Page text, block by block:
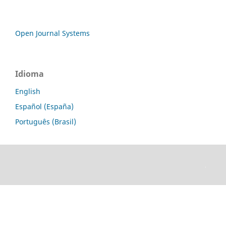
Open Journal Systems
Idioma
English
Español (España)
Português (Brasil)